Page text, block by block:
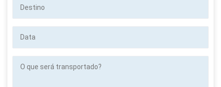
que